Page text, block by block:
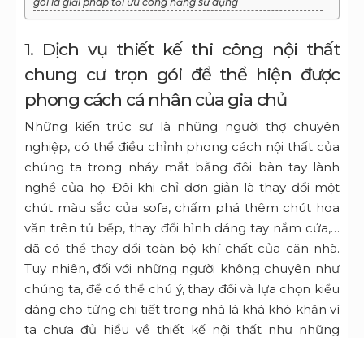
1. Dịch vụ thiết kế thi công nội thất
chung cư trọn gói để thể hiện được
phong cách cá nhân của gia chủ
Những kiến trúc sư là những người thợ chuyên
nghiệp, có thể điều chỉnh phong cách nội thất của
chúng ta trong nháy mắt bằng đôi bàn tay lành
nghề của họ. Đôi khi chỉ đơn giản là thay đổi một
chút màu sắc của sofa, chấm phá thêm chút hoa
văn trên tủ bếp, thay đổi hình dáng tay nắm cửa,…
đã có thể thay đổi toàn bộ khí chất của căn nhà.
Tuy nhiên, đối với những người không chuyên như
chúng ta, để có thể chú ý, thay đổi và lựa chọn kiểu
dáng cho từng chi tiết trong nhà là khá khó khăn vì
ta chưa đủ hiểu về thiết kế nội thất như những